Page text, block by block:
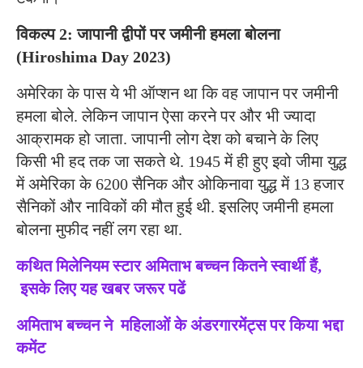
विकल्प 2: जापानी द्वीपों पर जमीनी हमला बोलना
(Hiroshima Day 2023)
अमेरिका के पास ये भी ऑप्शन था कि वह जापान पर जमीनी
हमला बोले. लेकिन जापान ऐसा करने पर और भी ज्यादा
आक्रामक हो जाता. जापानी लोग देश को बचाने के लिए
किसी भी हद तक जा सकते थे. 1945 में ही हुए इवो जीमा युद्ध
में अमेरिका के 6200 सैनिक और ओकिनावा युद्ध में 13 हजार
सैनिकों और नाविकों की मौत हुई थी. इसलिए जमीनी हमला
बोलना मुफीद नहीं लग रहा था.
कथित मिलेनियम स्टार अमिताभ बच्चन कितने स्वार्थी हैं,
इसके लिए यह खबर जरूर पढें
अमिताभ बच्चन ने महिलाओं के अंडरगारमेंट्स पर किया भद्दा
कमेंट